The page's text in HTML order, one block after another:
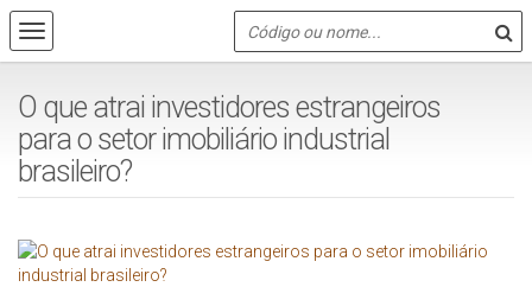
O que atrai investidores estrangeiros
para o setor imobiliário industrial
brasileiro?